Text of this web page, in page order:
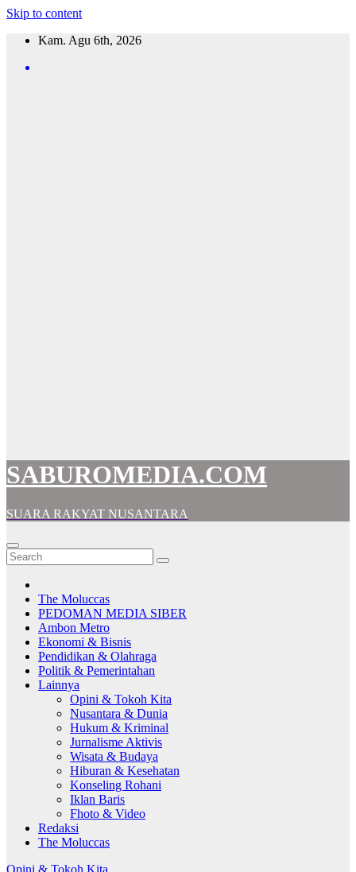
Skip to content
Kam. Agu 6th, 2026
SABUROMEDIA.COM
SUARA RAKYAT NUSANTARA
The Moluccas
PEDOMAN MEDIA SIBER
Ambon Metro
Ekonomi & Bisnis
Pendidikan & Olahraga
Politik & Pemerintahan
Lainnya
Opini & Tokoh Kita
Nusantara & Dunia
Hukum & Kriminal
Jurnalisme Aktivis
Wisata & Budaya
Hiburan & Kesehatan
Konseling Rohani
Iklan Baris
Fhoto & Video
Redaksi
The Moluccas
Opini & Tokoh Kita